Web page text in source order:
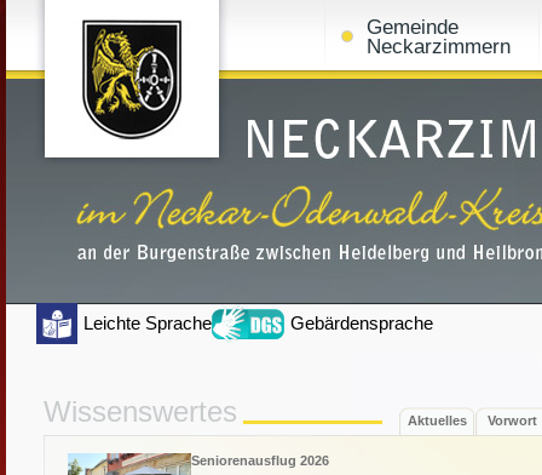
Gemeinde
Neckarzimmern
Wissenswertes Aktuelles Vorwort
Seniorenausflug 2026
Leichte Sprache Gebärdensprache